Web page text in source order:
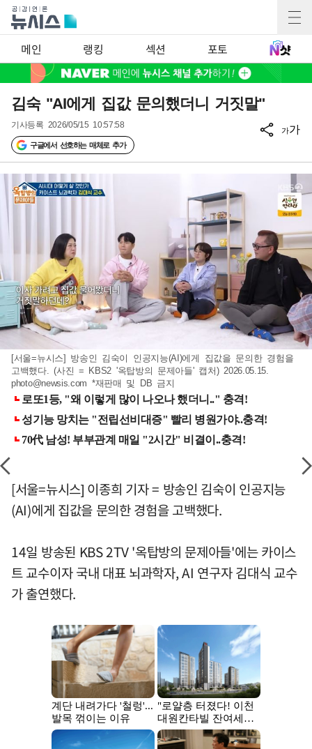
메인 랭킹 섹션 포토
김숙 "AI에게 집값 문의했더니 거짓말"
기사등록 2026/05/15 10:57:58
구글에서 선호하는 매체로 추가
가가
[서울=뉴시스] 방송인 김숙이 인공지능(AI)에게 집값을 문의한 경험을
고백했다. (사진 = KBS2 '옥탑방의 문제아들' 캡처) 2026.05.15.
photo@newsis.com *재판매 및 DB 금지
[서울=뉴시스] 이종희 기자 = 방송인 김숙이 인공지능
(AI)에게 집값을 문의한 경험을 고백했다.
14일 방송된 KBS 2TV '옥탑방의 문제아들'에는 카이스
트 교수이자 국내 대표 뇌과학자, AI 연구자 김대식 교수
가 출연했다.